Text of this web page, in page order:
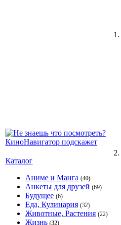
Каталог
Аниме и Манга (40)
Анкеты для друзей (69)
Будущее (6)
Еда, Кулинария (32)
Животные, Растения (22)
Жизнь (32)
1.
2.